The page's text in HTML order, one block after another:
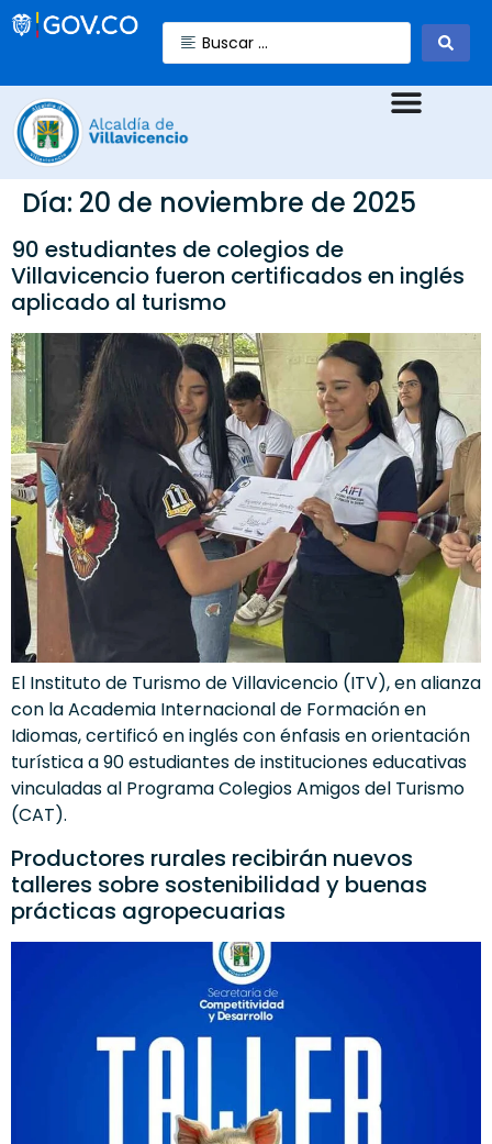
Día: 20 de noviembre de 2025
90 estudiantes de colegios de
Villavicencio fueron certificados en inglés
aplicado al turismo
El Instituto de Turismo de Villavicencio (ITV), en alianza
con la Academia Internacional de Formación en
Idiomas, certificó en inglés con énfasis en orientación
turística a 90 estudiantes de instituciones educativas
vinculadas al Programa Colegios Amigos del Turismo
(CAT).
Productores rurales recibirán nuevos
talleres sobre sostenibilidad y buenas
prácticas agropecuarias